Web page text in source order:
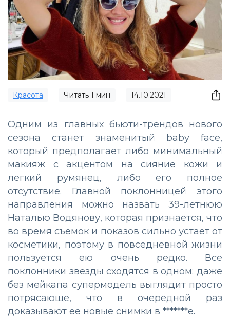
Красота Читать 1 мин 14.10.2021
Одним из главных бьюти-трендов нового
сезона станет знаменитый baby face,
который предполагает либо минимальный
макияж с акцентом на сияние кожи и
легкий румянец, либо его полное
отсутствие. Главной поклонницей этого
направления можно назвать 39-летнюю
Наталью Водянову, которая признается, что
во время съемок и показов сильно устает от
косметики, поэтому в повседневной жизни
пользуется ею очень редко. Все
поклонники звезды сходятся в одном: даже
без мейкапа супермодель выглядит просто
потрясающе, что в очередной раз
доказывают ее новые снимки в *******е.